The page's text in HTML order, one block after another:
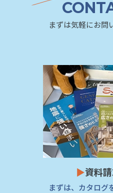
まずは気軽にお問
▶資料
まずは、カタログ